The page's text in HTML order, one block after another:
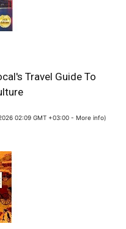
Travel Guide To
02:09 GMT +03:00 - More info)